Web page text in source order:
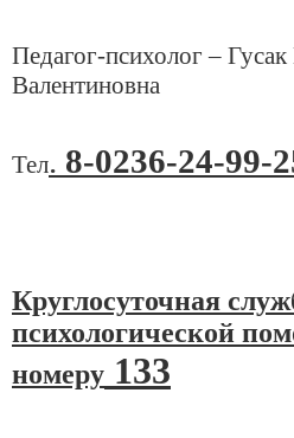
Педагог-психолог –
Валентиновна
Тел. 8-0236-24-99-
Круглосуточная
психологической
номеру 133